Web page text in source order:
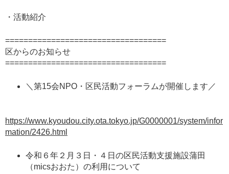
・活動紹介
===================================
区からのお知らせ
===================================
＼第15会NPO・区民活動フォーラムが開催します／
https://www.kyoudou.city.ota.tokyo.jp/G0000001/system/infor
mation/2426.html
令和６年２月３日・４日の区民活動支援施設蒲田
（micsおおた）の利用について